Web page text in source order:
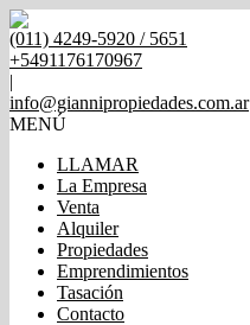
(011) 4249-5920 / 5651
+5491176170967
|
info@giannipropiedades.com.ar
MENÚ
LLAMAR
La Empresa
Venta
Alquiler
Propiedades
Emprendimientos
Tasación
Contacto